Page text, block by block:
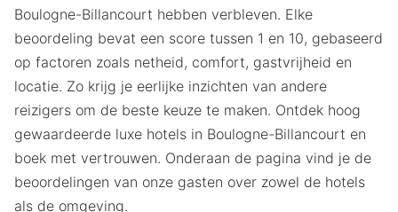
Boulogne-Billancourt hebben verbleven. Elke
beoordeling bevat een score tussen 1 en 10, gebaseerd
op factoren zoals netheid, comfort, gastvrijheid en
locatie. Zo krijg je eerlijke inzichten van andere
reizigers om de beste keuze te maken. Ontdek hoog
gewaardeerde luxe hotels in Boulogne-Billancourt en
boek met vertrouwen. Onderaan de pagina vind je de
beoordelingen van onze gasten over zowel de hotels
als de omgeving.